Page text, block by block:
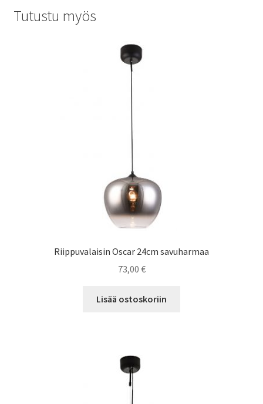
Tutustu myös
Riippuvalaisin Oscar 24cm savuharmaa
73,00 €
Lisää ostoskoriin